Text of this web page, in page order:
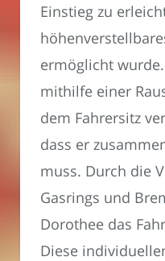
Einstieg zu
ermöglicht
mithilfe einer
dem Fahrersitz
dass er
muss. Durch die
Gasrings und
Dorothee das
Diese